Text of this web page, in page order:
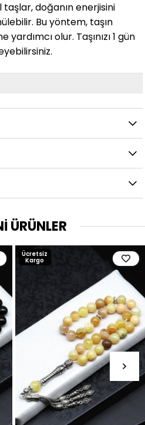
taşlar, doğanın enerjisini
Bu yöntem, taşın
olur. Taşınızı 1 gün
ÜRÜNLER
Ücretsiz
Kargo